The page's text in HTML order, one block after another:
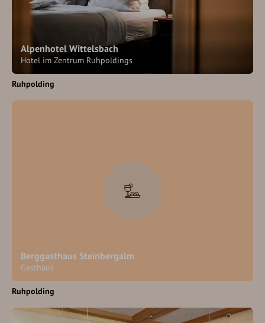
Alpenhotel Wittelsbach
Hotel im Zentrum Ruhpoldings
Ruhpolding
Berggasthaus Steinbergalm
Gasthaus
Ruhpolding